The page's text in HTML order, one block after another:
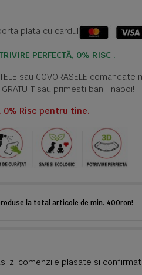
plata cu cardul
PERFECTĂ, 0% RISC .
sau COVORASELE
sau primesti banii inapoi!
0% Risc pentru tine.
la total articole de min. 400ron!
zi comenzile plasate si